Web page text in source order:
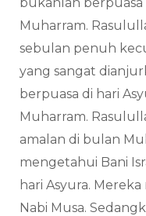
Muharram.
sebulan penuh
yang sangat
berpuasa di hari
Muharram.
amalan di bulan
mengetahui Bani
hari Asyura.
Nabi Musa.